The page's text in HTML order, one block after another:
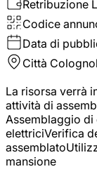
Retribuzione
Codice
Data di
Città
La risorsa verrà
attività di
Assemblaggio
elettriciVerifica
mansione